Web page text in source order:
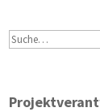
Suche